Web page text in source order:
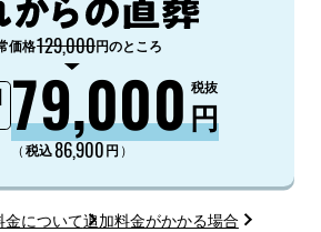
価格129,000円のところ
79,000円
税抜
（税込86,900円 ）
について追加料金がかかる場合